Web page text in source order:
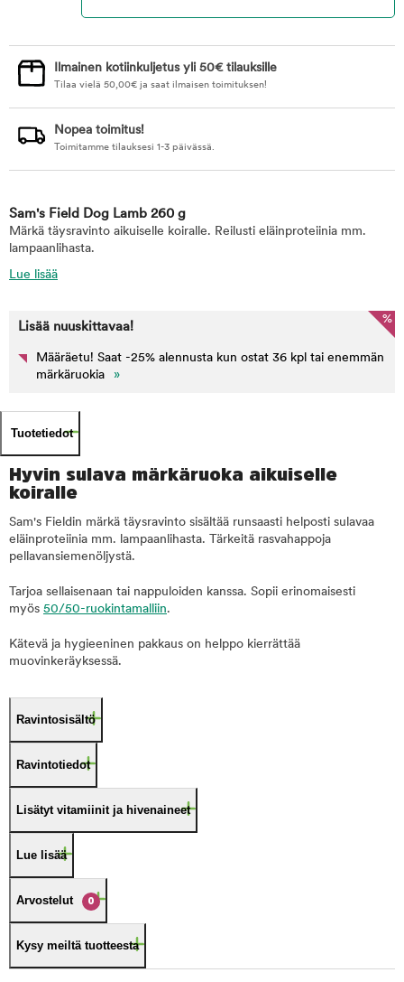
Ilmainen kotiinkuljetus yli 50€ tilauksille
Tilaa vielä 50,00€ ja saat ilmaisen toimituksen!
Nopea toimitus!
Toimitamme tilauksesi 1-3 päivässä.
Sam's Field Dog Lamb 260 g
Märkä täysravinto aikuiselle koiralle. Reilusti eläinproteiinia mm.
lampaanlihasta.
Lue lisää
%
Lisää nuuskittavaa!
Määräetu! Saat -25% alennusta kun ostat 36 kpl tai enemmän
märkäruokia
»
Tuotetiedot
Hyvin sulava märkäruoka aikuiselle
koiralle
Sam's Fieldin märkä täysravinto sisältää runsaasti helposti sulavaa
eläinproteiinia mm. lampaanlihasta. Tärkeitä rasvahappoja
pellavansiemenöljystä.
Tarjoa sellaisenaan tai nappuloiden kanssa. Sopii erinomaisesti
myös 50/50-ruokintamalliin.
Kätevä ja hygieeninen pakkaus on helppo kierrättää
muovinkeräyksessä.
Ravintosisältö
Ravintotiedot
Lisätyt vitamiinit ja hivenaineet
Lue lisää
Arvostelut 0
Kysy meiltä tuotteesta